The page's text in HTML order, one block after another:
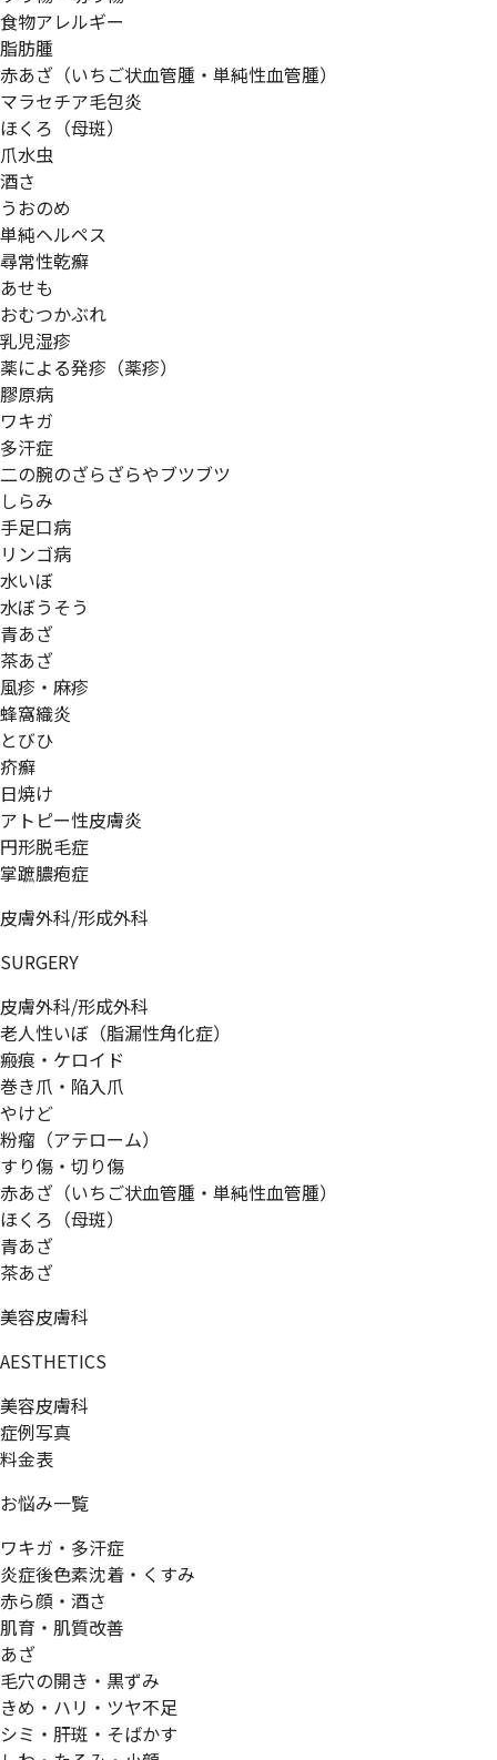
食物アレルギー
脂肪腫
赤あざ（いちご状血管腫・単純性血管腫）
マラセチア毛包炎
ほくろ（母斑）
爪水虫
酒さ
うおのめ
単純ヘルペス
尋常性乾癬
あせも
おむつかぶれ
乳児湿疹
薬による発疹（薬疹）
膠原病
ワキガ
多汗症
二の腕のざらざらやブツブツ
しらみ
手足口病
リンゴ病
水いぼ
水ぼうそう
青あざ
茶あざ
風疹・麻疹
蜂窩織炎
とびひ
疥癬
日焼け
アトピー性皮膚炎
円形脱毛症
掌蹠膿疱症
皮膚外科/形成外科
SURGERY
皮膚外科/形成外科
老人性いぼ（脂漏性角化症）
瘢痕・ケロイド
巻き爪・陥入爪
やけど
粉瘤（アテローム）
すり傷・切り傷
赤あざ（いちご状血管腫・単純性血管腫）
ほくろ（母斑）
青あざ
茶あざ
美容皮膚科
AESTHETICS
美容皮膚科
症例写真
料金表
お悩み一覧
ワキガ・多汗症
炎症後色素沈着・くすみ
赤ら顔・酒さ
肌育・肌質改善
あざ
毛穴の開き・黒ずみ
きめ・ハリ・ツヤ不足
シミ・肝斑・そばかす